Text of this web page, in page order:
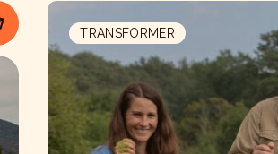
TRANSFORMER